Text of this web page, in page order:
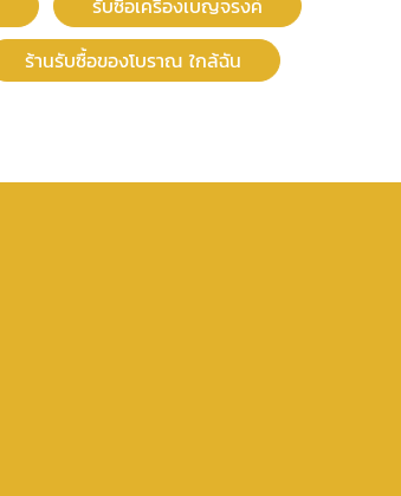
รับซื้อเครื่องเบญจรงค์
ร้านรับซื้อของโบราณ ใกล้ฉัน